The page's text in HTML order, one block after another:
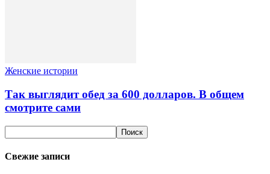
Женские истории
Так выглядит обед за 600 долларов. В общем
смотрите сами
Свежие записи